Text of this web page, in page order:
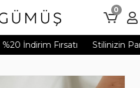
%20 İndirim Fırsatı Stilinizin
0